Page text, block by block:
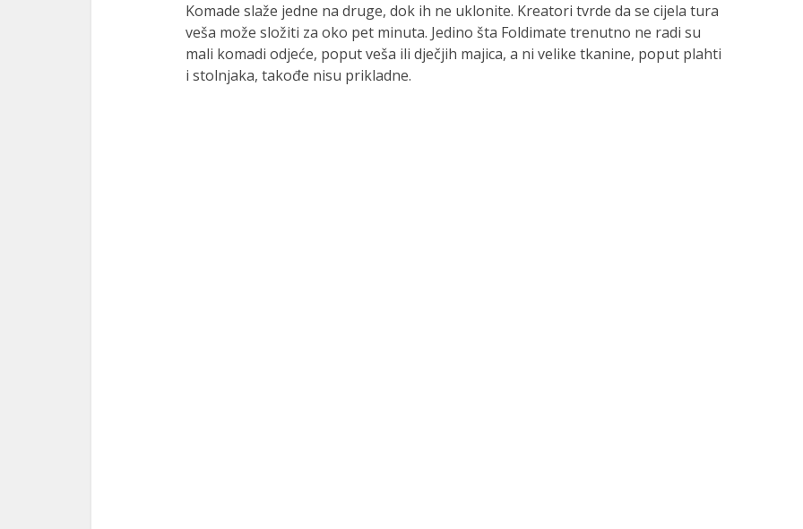
Komade slaže jedne na druge, dok ih ne uklonite. Kreatori tvrde da se cijela tura
veša može složiti za oko pet minuta. Jedino šta Foldimate trenutno ne radi su
mali komadi odjeće, poput veša ili dječjih majica, a ni velike tkanine, poput plahti
i stolnjaka, takođe nisu prikladne.